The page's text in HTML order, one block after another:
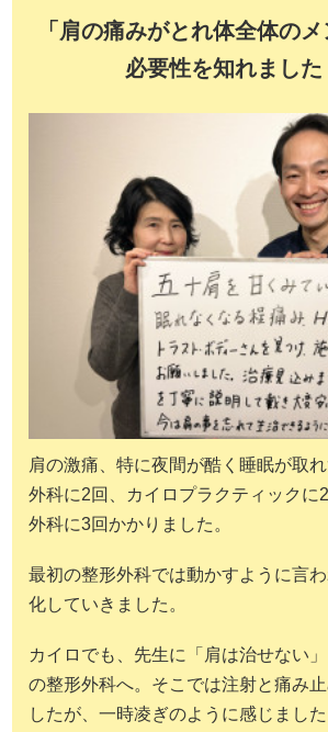
「肩の痛みがとれ体全体の
必要性を知れました
肩の激痛、特に夜間が酷く睡眠が取
外科に2回、カイロプラクティックに
外科に3回かかりました。
最初の整形外科では動かすように言
化していきました。
カイロでも、先生に「肩は治せない
の整形外科へ。そこでは注射と痛み
したが、一時凌ぎのように感じました